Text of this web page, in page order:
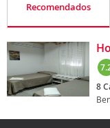
Recomendados
8